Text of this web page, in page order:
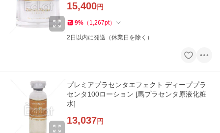
15,400円
9% （ 1,267pt）
2日以内に発送（休業日を除く）
プレミアプラセンタエフェクト ディーププラ
センタ100ローション [馬プラセンタ原液化粧
水]
13,037円